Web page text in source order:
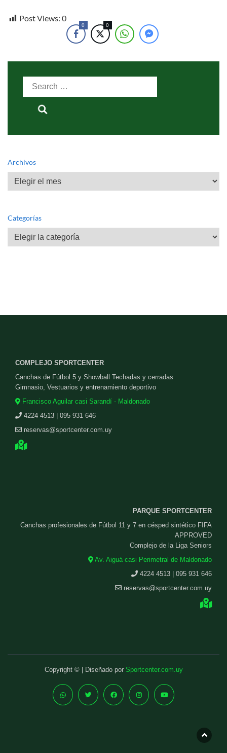
Post Views: 0
0 0
Search
for:
Archivos
Archivos
Categorías
Categorías
COMPLEJO SPORTCENTER
Canchas de Fútbol 5 y Showball Techadas y cerradas
Gimnasio, Vestuarios y entrenamiento deportivo
Francisco Aguilar casi Sarandí - Maldonado
4224 4513 | 095 931 646
reservas@sportcenter.com.uy
PARQUE SPORTCENTER
Canchas profesionales de Fútbol 11 y 7 en césped sintético FIFA
APPROVED
Complejo de la Liga Seniors
Av. Aiguá casi Perimetral de Maldonado
4224 4513 | 095 931 646
reservas@sportcenter.com.uy
Copyright © | Diseñado por Sportcenter.com.uy